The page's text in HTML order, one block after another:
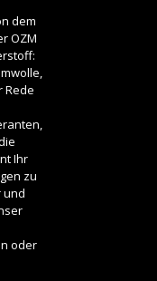
dem
OZM
Rede
Ihr
zu
und
oder